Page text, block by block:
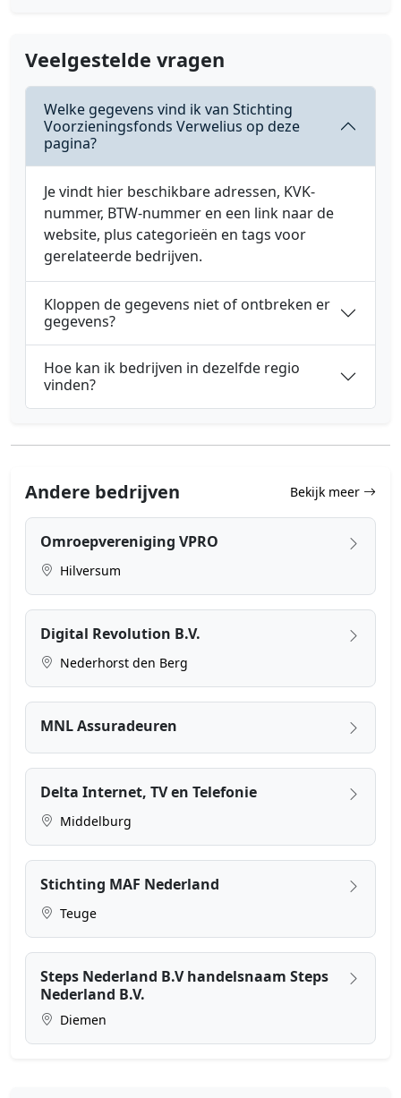
Veelgestelde vragen
Welke gegevens vind ik van Stichting
Voorzieningsfonds Verwelius op deze
pagina?
Je vindt hier beschikbare adressen, KVK-
nummer, BTW-nummer en een link naar de
website, plus categorieën en tags voor
gerelateerde bedrijven.
Kloppen de gegevens niet of ontbreken er
gegevens?
Hoe kan ik bedrijven in dezelfde regio
vinden?
Andere bedrijven Bekijk meer
Omroepvereniging VPRO
Hilversum
Digital Revolution B.V.
Nederhorst den Berg
MNL Assuradeuren
Delta Internet, TV en Telefonie
Middelburg
Stichting MAF Nederland
Teuge
Steps Nederland B.V handelsnaam Steps
Nederland B.V.
Diemen